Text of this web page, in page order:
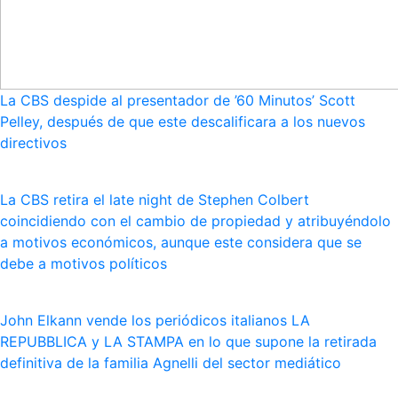
La CBS despide al presentador de ’60 Minutos’ Scott
Pelley, después de que este descalificara a los nuevos
directivos
La CBS retira el late night de Stephen Colbert
coincidiendo con el cambio de propiedad y atribuyéndolo
a motivos económicos, aunque este considera que se
debe a motivos políticos
John Elkann vende los periódicos italianos LA
REPUBBLICA y LA STAMPA en lo que supone la retirada
definitiva de la familia Agnelli del sector mediático